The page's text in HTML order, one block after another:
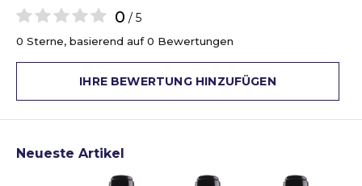
0 / 5
0 Sterne, basierend auf 0 Bewertungen
IHRE BEWERTUNG HINZUFÜGEN
Neueste Artikel